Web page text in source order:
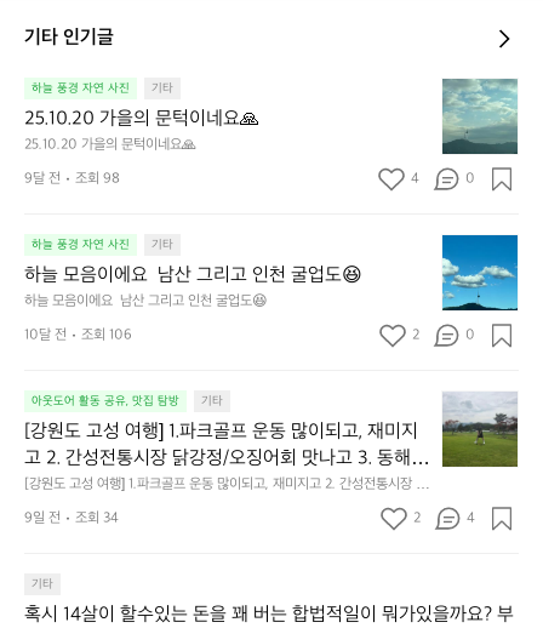
기타 인기글
하늘 풍경 자연 사진 기타
25.10.20 가을의 문턱이네요🙏
25.10.20 가을의 문턱이네요🙏
2
5.
1
0.
2
을
의
문
턱
이
요
🙏
9달 전 조회 98 4 0
하늘 풍경 자연 사진 기타
하늘 모음이에요  남산 그리고 인천 굴업도😆
하늘 모음이에요  남산 그리고 인천 굴업도😆
늘
모
음
이
남
산
그
인
도
10달 전 조회 106 2 0
아웃도어 활동 공유, 맛집 탐방 기타
[강원도 고성 여행] 1.파크골프 운동 많이되고, 재미지
고 2. 간성전통시장 닭강정/오징어회 맛나고 3. 동해
앞바다 모듬회 기가막히고 4. 모듬곱창 쏘주한잔 혀를
내두르고 5. 썬셋에 취하고 ~
[강원도 고성 여행] 1.파크골프 운동 많이되고, 재미지고 2. 간성전통시장 닭
강정/오징어회 맛나고 3. 동해 앞바다 모듬회 기가막히고 4. 모듬곱창 쏘주
한잔 혀를 내두르고 5. 썬셋에 취하고 ~
[강
원
도
고
여
크
9일 전 조회 34 2 4
기타
혹시 14살이 할수있는 돈을 꽤 버는 합법적일이 뭐가있을까요? 부